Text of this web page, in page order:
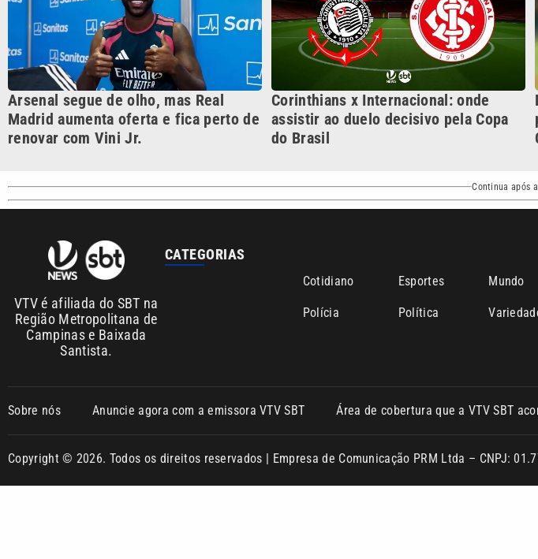
Arsenal segue de olho, mas Real
Madrid aumenta oferta e fica perto de
renovar com Vini Jr.
Corinthians x Internacional: onde
assistir ao duelo decisivo pela Copa
do Brasil
Continua após
VTV é afiliada do SBT na
Região Metropolitana de
Campinas e Baixada
Santista.
CATEGORIAS
Cotidiano Esportes Mundo
Polícia Política
Sobre nós Anuncie agora com a emissora VTV SBT Área de cobertura que a VTV SBT
Copyright © 2026. Todos os direitos reservados | Empresa de Comunicação PRM Ltda – CNPJ: